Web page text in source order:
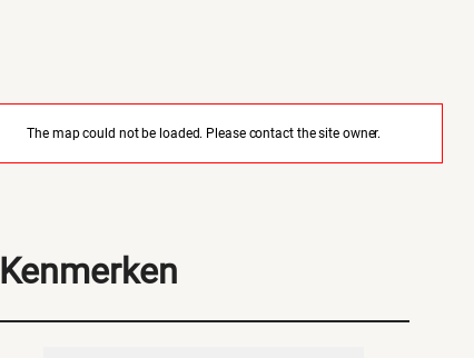
The map could not be loaded. Please contact the site owner.
Kenmerken